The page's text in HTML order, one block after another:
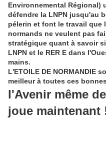
Environnemental Régional)
défendre la LNPN jusqu'au
pélerin et font le travail que
normands ne veulent pas
stratégique quant à savoir
LNPN et le RER E dans
mains.
L'ETOILE DE NORMANDIE
meilleur à toutes ces
l'Avenir même
joue maintenant